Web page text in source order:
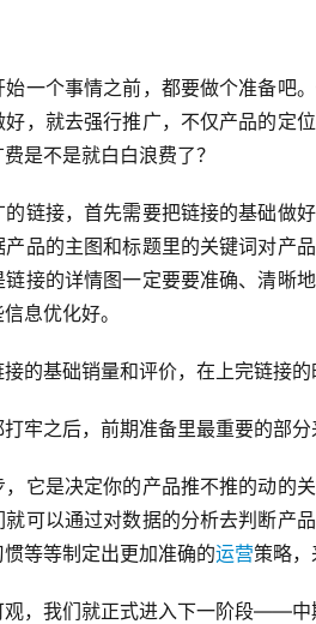
一个事情之前，都要做个准备吧
，就去强行推广，不仅产品的定
是不是就白白浪费了？
链接，首先需要把链接的基础做
品的主图和标题里的关键词对产
接的详情图一定要要准确、清晰
息优化好。
的基础销量和评价，在上完链接
打牢之后，前期准备里最重要的部
它是决定你的产品推不推的动的
可以通过对数据的分析去判断产
等等制定出更加准确的运营策略，
，我们就正式进入下一阶段——中